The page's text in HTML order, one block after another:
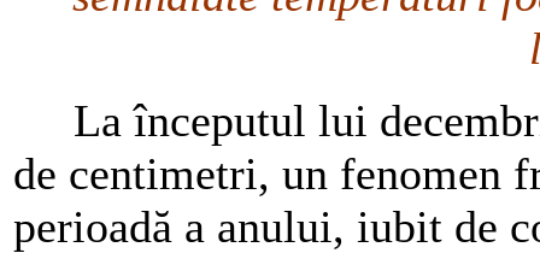
La începutul lui
de centimetri, un fenomen
perioadă a anului, iubit de